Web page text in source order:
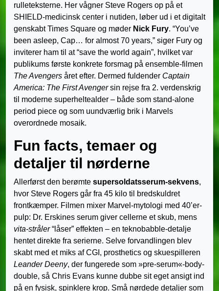
rulleteksterne. Her vågner Steve Rogers op på et
SHIELD-medicinsk center i nutiden, løber ud i et digitalt
genskabt Times Square og møder Nick Fury. “You’ve
been asleep, Cap… for almost 70 years,” siger Fury og
inviterer ham til at “save the world again”, hvilket var
publikums første konkrete forsmag på ensemble-filmen
The Avengers året efter. Dermed fuldender Captain
America: The First Avengersin rejse fra 2. verdenskrig
til moderne superheltealder – både som stand-alone
period piece og som uundværlig brik i Marvels
overordnede mosaik.
Fun facts, temaer og
detaljer til nørderne
Allerførst den berømte supersoldatsserum-sekvens,
hvor Steve Rogers går fra 45 kilo til bredskuldret
frontkæmper. Filmen mixer Marvel-mytologi med 40’er-
pulp: Dr. Erskines serum giver cellerne et skub, mens
vita-stråler“låser” effekten – en teknobabble-detalje
hentet direkte fra serierne. Selve forvandlingen blev
skabt med et miks af CGI, prosthetics og skuespilleren
Leander Deeny, der fungerede som »pre-serum«-body-
double, så Chris Evans kunne dubbe sit eget ansigt ind
på en fysisk, spinklere krop. Små nørdede detaljer som